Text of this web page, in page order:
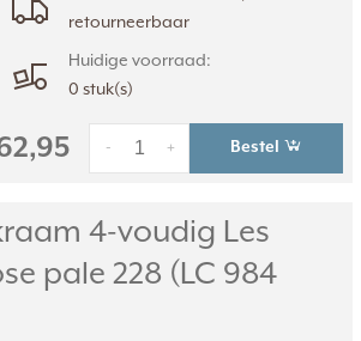
retourneerbaar
Huidige voorraad:
0 stuk(s)
+
- Bestel
4-voudig Les
pale 228 (LC 984